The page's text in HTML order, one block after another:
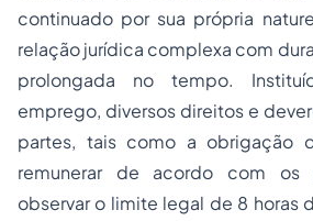
continuado por sua própria
relação jurídica complexa com
prolongada no tempo.
emprego, diversos direitos e
partes, tais como a obrigação
remunerar de acordo com os
observar o limite legal de 8 horas